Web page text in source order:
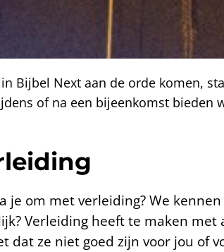
Bijbel Next aan de orde komen,
of na een bijeenkomst bieden
je om met verleiding? We
Verleiding heeft te maken
dat ze niet goed zijn voor jou of